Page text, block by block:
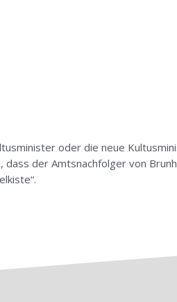
oder die neue
der Amtsnachfolger von